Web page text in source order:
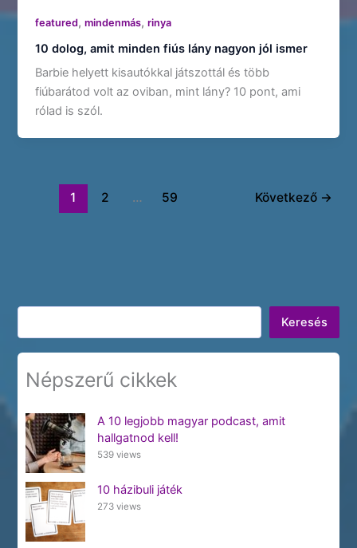
featured,mindenmás,rinya
10 dolog, amit minden fiús lány nagyon jól ismer
Barbie helyett kisautókkal játszottál és több
fiúbarátod volt az oviban, mint lány? 10 pont, ami
rólad is szól.
1 2 … 59 Következő →
Keresés
Keresés
Népszerű cikkek
A 10 legjobb magyar podcast, amit
hallgatnod kell!
539 views
10 házibuli játék
273 views